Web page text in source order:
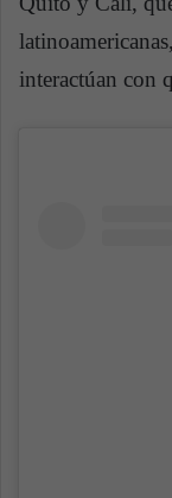
interactúan con